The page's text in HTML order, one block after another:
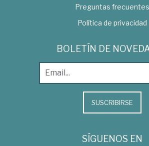
Preguntas frecuentes
Política de privacidad
BOLETÍN DE
SUSCRIBIRSE
SÍGUENOS EN